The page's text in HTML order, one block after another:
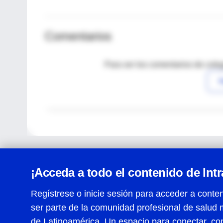
Comentarios
Para ver los comentarios de
¡Acceda a todo el contenido de
Regístrese o inicie sesión para acceder a
ser parte de la comunidad profesional de salud
Centro de Ayuda